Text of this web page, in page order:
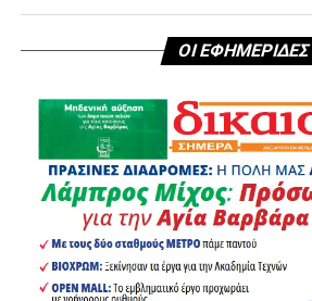
ΟΙ ΕΦΗΜΕΡΙΔΕΣ